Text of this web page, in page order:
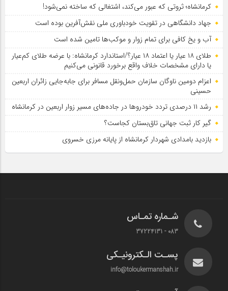
کرمانشاه؛ ثروتی که عبور می‌کند، اشتغالی که ساخته نمی‌شود!
جهاد دانشگاهی در تقویت خودباوری ملی نقش‌آفرین بوده است
آب و یخ کافی برای تمام زوار و موکب‌ها تامین شده است
طلای ۱۸ عیار یا اعتماد ۱۸ عیار؟/استاندارد کرمانشاه: با عرضه طلای کم‌عیار
یا دارای مشخصات خلاف واقع برخورد قانونی می‌کنیم
اعزام دومین ناوگان سازمان حمل‌ونقل مسافر برای جابه‌جایی زائران اربعین
حسینی
رشد ۱۱ درصدی تردد خودروها در جاده‌های مسیر زوار اربعین در کرمانشاه
گیر کار ثبت جهانی تاق‌بستان کجاست؟
بازدید بامدادی شهردار کرمانشاه از پایانه مرزی خسروی
شـماره تمـاس
083 - 37224131
پسـت الـکترونیـکی
info@toloukermanshah.ir